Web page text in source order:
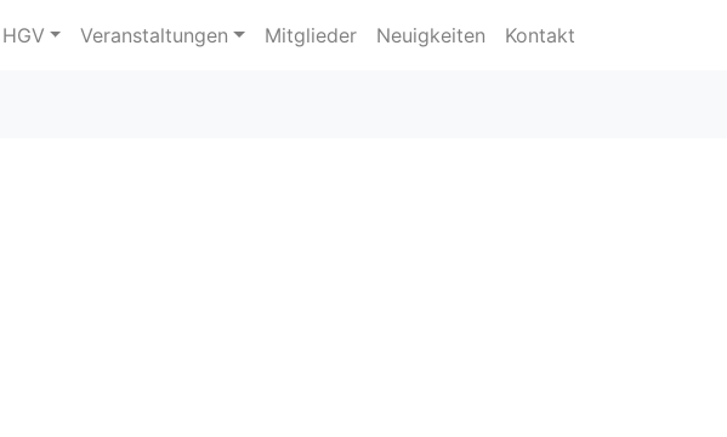
Veranstaltungen Mitglieder Neuigkeiten Kontakt